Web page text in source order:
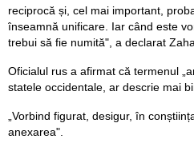
reciprocă și, cel mai important,
înseamnă unificare. Iar când este
trebui să fie numită", a declarat
Oficialul rus a afirmat că termenul
statele occidentale, ar descrie mai
„Vorbind figurat, desigur, în
anexarea".